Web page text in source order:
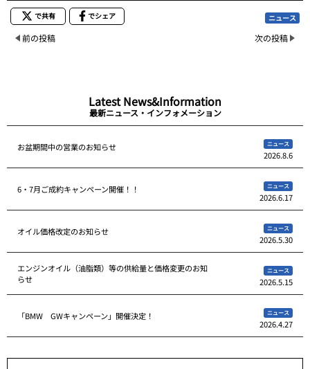
で共有 でシェア ニュース
前の投稿 次の投稿
Latest News&Information
最新ニュース・インフォメーション
お盆期間中の営業のお知らせ ニュース
2026.8.6
6・7月ご成約キャンペーン開催！！ ニュース
2026.6.17
オイル価格改定のお知らせ ニュース
2026.5.30
エンジンオイル（油脂類）等の供給量と価格変更のお知
らせ
ニュース
2026.5.15
「BMW GWキャンペーン」開催決定！ ニュース
2026.4.27